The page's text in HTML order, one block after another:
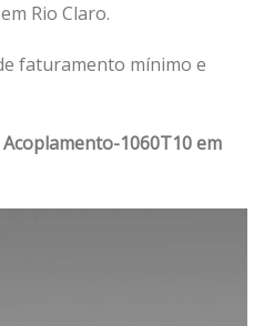
Rio Claro.
faturamento mínimo e
Acoplamento-1060T10 em